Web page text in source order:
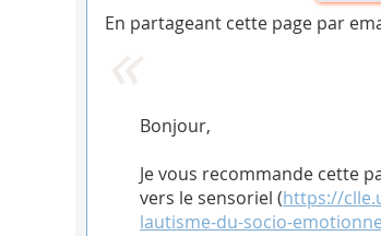
En partageant cette page par
Bonjour,
Je vous recommande cette
vers le sensoriel (https://
lautisme-du-socio-